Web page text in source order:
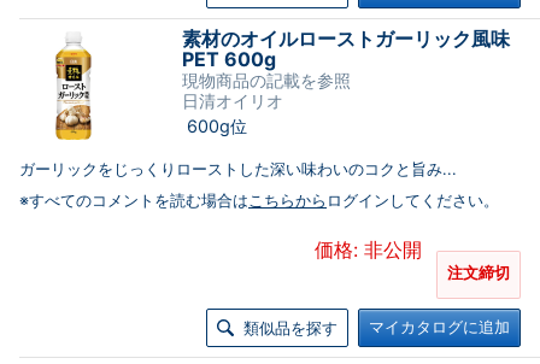
素材のオイルローストガーリック風味
PET 600g
現物商品の記載を参照
日清オイリオ
600g位
ガーリックをじっくりローストした深い味わいのコクと旨み...
※すべてのコメントを読む場合はこちらから ログインしてください。
価格: 非公開
注文締切
類似品を探す マイカタログに追加